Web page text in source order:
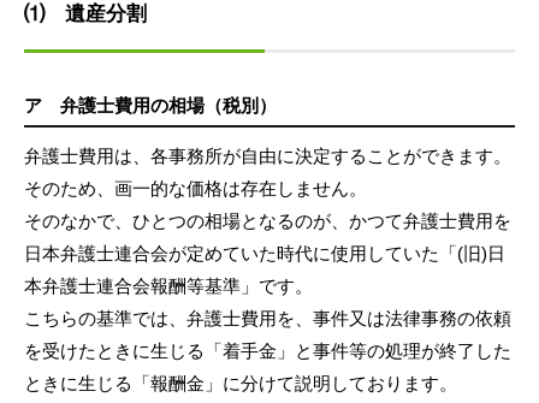
⑴ 遺産分割
ア 弁護士費用の相場（税別）
弁護士費用は、各事務所が自由に決定することができます。
そのため、画一的な価格は存在しません。
そのなかで、ひとつの相場となるのが、かつて弁護士費用を
日本弁護士連合会が定めていた時代に使用していた「(旧)日
本弁護士連合会報酬等基準」です。
こちらの基準では、弁護士費用を、事件又は法律事務の依頼
を受けたときに生じる「着手金」と事件等の処理が終了した
ときに生じる「報酬金」に分けて説明しております。